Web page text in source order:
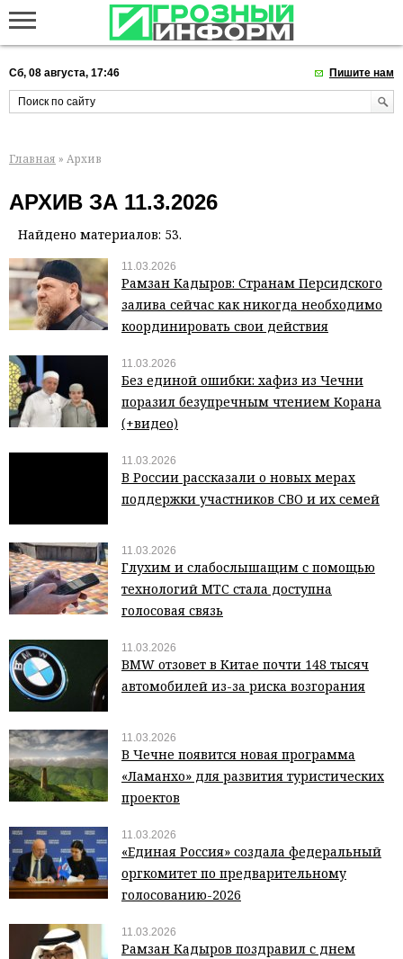
Сб, 08 августа, 17:46 Пишите нам
Главная » Архив
АРХИВ ЗА 11.3.2026
Найдено материалов: 53.
11.03.2026
Рамзан Кадыров: Странам Персидского
залива сейчас как никогда необходимо
координировать свои действия
11.03.2026
Без единой ошибки: хафиз из Чечни
поразил безупречным чтением Корана
(+видео)
11.03.2026
В России рассказали о новых мерах
поддержки участников СВО и их семей
11.03.2026
Глухим и слабослышащим с помощью
технологий МТС стала доступна
голосовая связь
11.03.2026
BMW отзовет в Китае почти 148 тысяч
автомобилей из-за риска возгорания
11.03.2026
В Чечне появится новая программа
«Ламанхо» для развития туристических
проектов
11.03.2026
«Единая Россия» создала федеральный
оргкомитет по предварительному
голосованию-2026
11.03.2026
Рамзан Кадыров поздравил с днем